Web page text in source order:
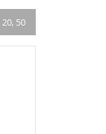
20, 50